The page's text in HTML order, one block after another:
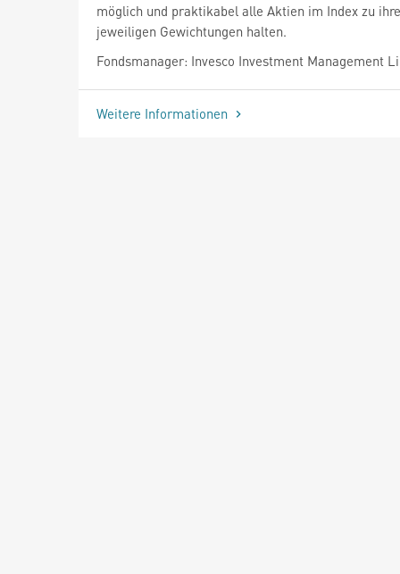
möglich und praktikabel alle Aktien im Index zu
jeweiligen Gewichtungen halten.
Fondsmanager: Invesco Investment Management
Weitere Informationen